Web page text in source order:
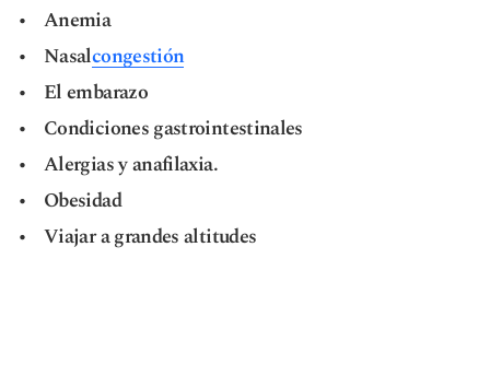
Anemia
Nasalcongestión
El embarazo
Condiciones gastrointestinales
Alergias y anafilaxia.
Obesidad
Viajar a grandes altitudes